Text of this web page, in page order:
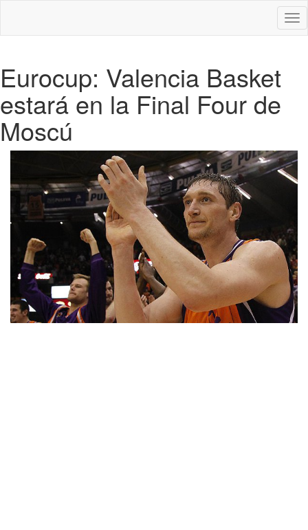
Eurocup: Valencia Basket
estará en la Final Four de
Moscú